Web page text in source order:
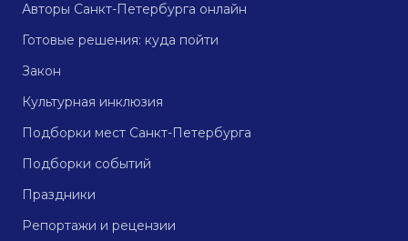
Авторы Санкт-Петербурга онлайн
Готовые решения: куда пойти
Закон
Культурная инклюзия
Подборки мест Санкт-Петербурга
Подборки событий
Праздники
Репортажи и рецензии